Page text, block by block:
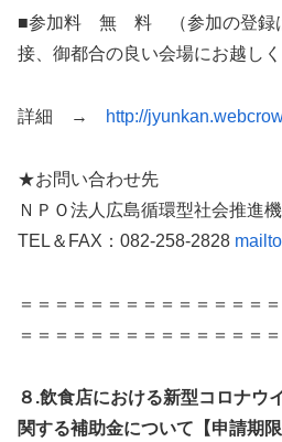
■参加料 無 料 （参加の登録
接、御都合の良い会場にお越しく
詳細 → http://
★お問い合わせ先
ＮＰＯ法人広島循環型社会推進
TEL＆FAX：082-258-2828
＝＝＝＝＝＝＝＝＝＝＝＝＝＝
＝＝＝＝＝＝＝＝＝＝＝＝＝＝
８.飲食店における新型コロナウ
関する補助金について【申請期限